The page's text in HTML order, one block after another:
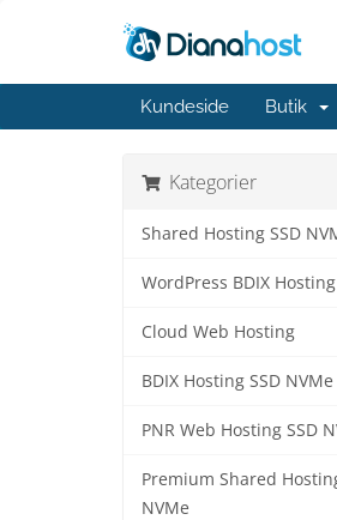
Kundeside Butik
Kategorier
Shared Hosting SSD
WordPress BDIX Hosting
Cloud Web Hosting
BDIX Hosting SSD NVMe
PNR Web Hosting SSD
Premium Shared
NVMe